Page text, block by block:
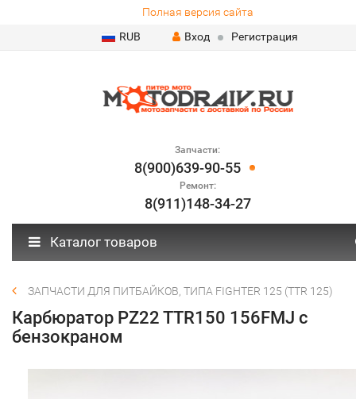
Полная версия сайта
RUB
Вход Регистрация
Запчасти:
8(900)639-90-55
Ремонт:
8(911)148-34-27
Каталог товаров
ЗАПЧАСТИ ДЛЯ ПИТБАЙКОВ, ТИПА FIGHTER 125 (TTR 125)
Карбюратор PZ22 TTR150 156FMJ c
бензокраном